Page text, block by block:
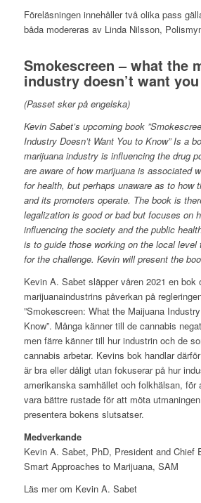
Föreläsningen innehåller två olika pass
båda modereras av Linda Nilsson,
Smokescreen – what the
industry doesn’t want
(Passet sker på engelska)
Kevin Sabet’s upcoming book
Industry Doesn’t Want You to Know” Is a
marijuana industry is influencing the drug
are aware of how marijuana is associated
for health, but perhaps unaware as to how
and its promoters operate. The book is
legalization is good or bad but focuses on
influencing the society and the public
is to guide those working on the local level
for the challenge. Kevin will present the
Kevin A. Sabet släpper våren 2021 en bok
marijuanaindustrins påverkan på
”Smokescreen: What the Maijuana
Know”. Många känner till de cannabis
men färre känner till hur industrin och de
cannabis arbetar. Kevins bok handlar
är bra eller dåligt utan fokuserar på hur
amerikanska samhället och folkhälsan, för
vara bättre rustade för att möta
presentera bokens slutsatser.
Medverkande
Kevin A. Sabet, PhD, President and Chief
Smart Approaches to Marijuana, SAM
Läs mer om Kevin A. Sabet